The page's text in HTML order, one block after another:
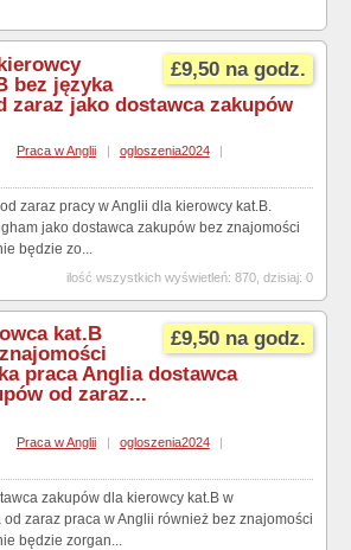
£9,50 na godz.
bez języka
zaraz jako dostawca zakupów
Praca w Anglii | ogloszenia2024
|
zaraz pracy w Anglii dla kierowcy kat.B.
jako dostawca zakupów bez znajomości
będzie zo...
ilość wszystkich wyświetleń: 870, dzisiaj: 0
£9,50 na godz.
kat.B
praca Anglia dostawca
od zaraz...
Praca w Anglii | ogloszenia2024
|
zakupów dla kierowcy kat.B w
od zaraz praca w Anglii również bez znajomości
będzie zorgan...